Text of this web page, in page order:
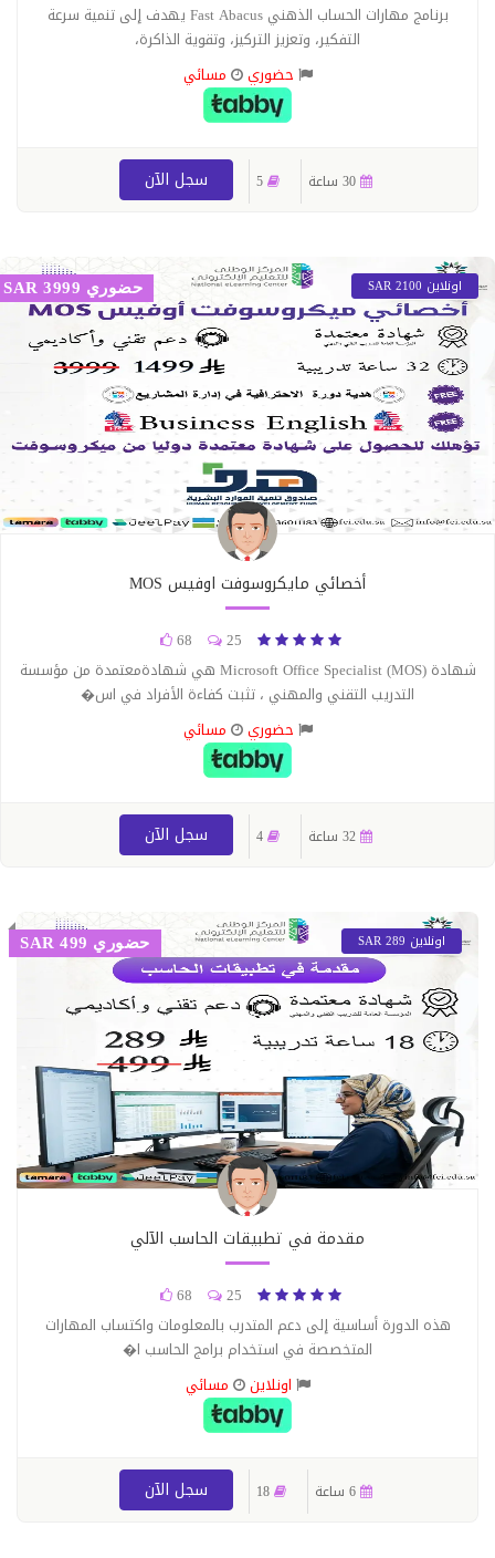
برنامج مهارات الحساب الذهني Fast Abacus يهدف إلى تنمية سرعة
التفكير، وتعزيز التركيز، وتقوية الذاكرة،
حضوري مسائي
30 ساعة 5 سجل الآن
حضوري 3999 SAR اونلاين 2100 SAR
أخصائي مايكروسوفت اوفيس MOS
25
68
شهادة Microsoft Office Specialist (MOS) هي شهادةمعتمدة من مؤسسة
التدريب التقني والمهني ، تثبت كفاءة الأفراد في اس�
حضوري مسائي
32 ساعة 4 سجل الآن
حضوري 499 SAR اونلاين 289 SAR
مقدمة في تطبيقات الحاسب الآلي
25
68
هذه الدورة أساسية إلى دعم المتدرب بالمعلومات واكتساب المهارات
المتخصصة في استخدام برامج الحاسب ا�
اونلاين مسائي
6 ساعة 18 سجل الآن